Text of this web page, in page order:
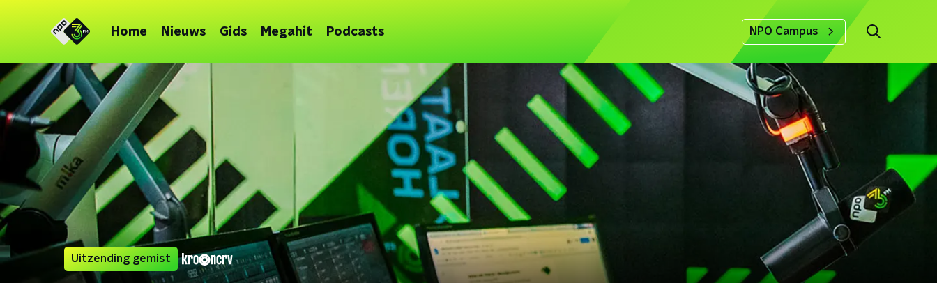
Home Nieuws Gids Megahit Podcasts NPO Campus
Uitzending gemist